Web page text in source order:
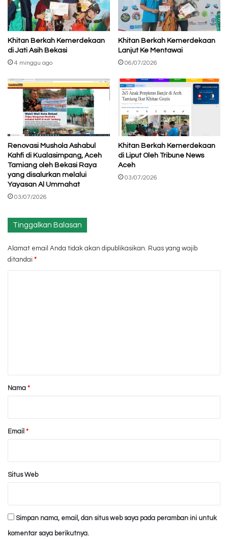
Khitan Berkah Kemerdekaan
di Jati Asih Bekasi
4 minggu ago
Khitan Berkah Kemerdekaan
Lanjut Ke Mentawai
06/07/2026
Renovasi Mushola Ashabul
Kahfi di Kualasimpang, Aceh
Tamiang oleh Bekasi Raya
yang disalurkan melalui
Yayasan Al Ummahat
03/07/2026
Khitan Berkah Kemerdekaan
di Liput Oleh Tribune News
Aceh
03/07/2026
Tinggalkan Balasan
Alamat email Anda tidak akan dipublikasikan. Ruas yang wajib
ditandai *
rNama *
Email *
Situs Web
Simpan nama, email, dan situs web saya pada peramban ini untuk
komentar saya berikutnya.